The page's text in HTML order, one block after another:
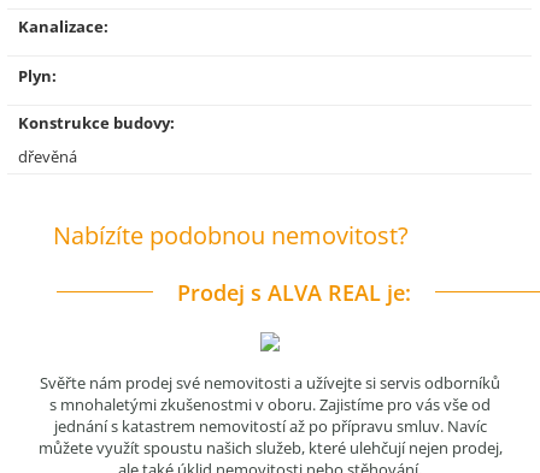
Kanalizace:
Plyn:
Konstrukce budovy:
dřevěná
Nabízíte podobnou nemovitost?
Prodej s ALVA REAL je:
Svěřte nám prodej své nemovitosti a užívejte si servis odborníků
s mnohaletými zkušenostmi v oboru. Zajistíme pro vás vše od
jednání s katastrem nemovitostí až po přípravu smluv. Navíc
můžete využít spoustu našich služeb, které ulehčují nejen prodej,